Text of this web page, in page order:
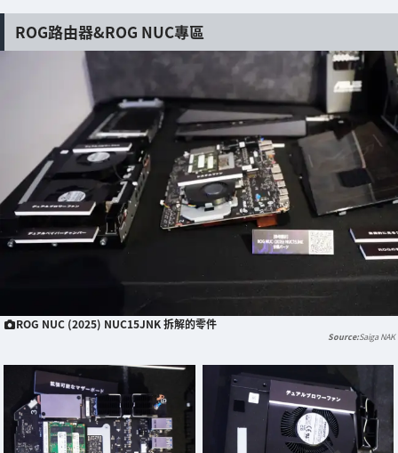
ROG路由器&ROG NUC專區
ROG NUC (2025) NUC15JNK 拆解的零件
Saiga NAK